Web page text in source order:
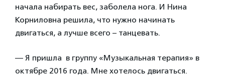
начала набирать вес, заболела нога. И Нина
Корниловна решила, что нужно начинать
двигаться, а лучше всего – танцевать.
— Я пришла в группу «Музыкальная терапия» в
октябре 2016 года. Мне хотелось двигаться.